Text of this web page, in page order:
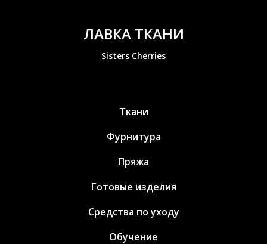
ЛАВКА ТКАНИ
Sisters Cherries
Ткани
Фурнитура
Пряжа
Готовые изделия
Средства по уходу
Обучение